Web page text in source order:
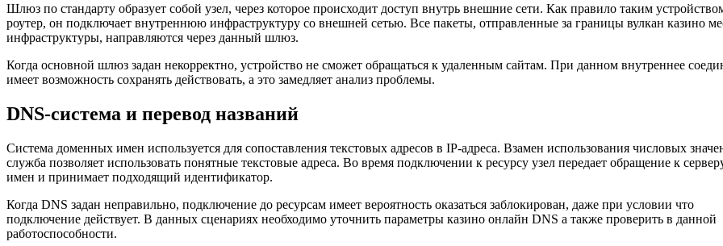
Шлюз по стандарту образует собой узел, через которое происходит доступ внутрь внешние сети. Как правило таким
роутер, он подключает внутреннюю инфраструктуру со внешней сетью. Все пакеты, отправленные за границы вулкан казино
инфраструктуры, направляются через данный шлюз.
Когда основной шлюз задан некорректно, устройство не сможет обращаться к удаленным сайтам. При данном внутреннее
имеет возможность сохранять действовать, а это замедляет анализ проблемы.
DNS-система и перевод названий
Система доменных имен используется для сопоставления текстовых адресов в IP-адреса. Взамен использования числовых
служба позволяет использовать понятные текстовые адреса. Во время подключении к ресурсу узел передает обращение к
имен и принимает подходящий идентификатор.
Когда DNS задан неправильно, подключение до ресурсам имеет вероятность оказаться заблокирован, даже при условии что
подключение действует. В данных сценариях необходимо уточнить параметры казино онлайн DNS а также проверить в данной
работоспособности.